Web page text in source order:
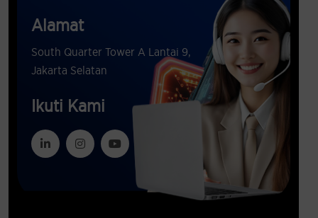
Alamat
South Quarter Tower A Lantai 9,
Jakarta Selatan
Ikuti Kami